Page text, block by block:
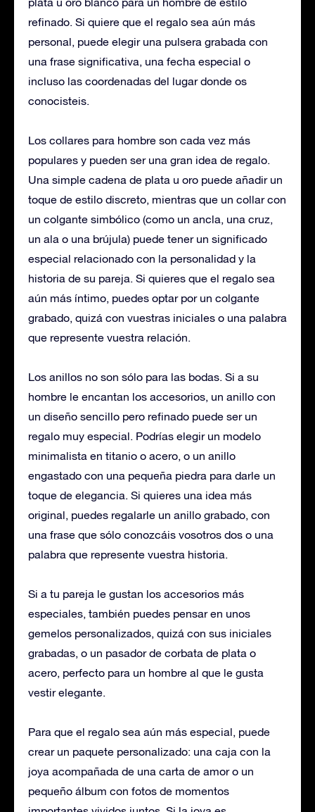
refinado. Si quiere que el regalo sea aún más
personal, puede elegir una pulsera grabada con
una frase significativa, una fecha especial o
incluso las coordenadas del lugar donde os
conocisteis.
Los collares para hombre son cada vez más
populares y pueden ser una gran idea de regalo.
Una simple cadena de plata u oro puede añadir un
toque de estilo discreto, mientras que un collar con
un colgante simbólico (como un ancla, una cruz,
un ala o una brújula) puede tener un significado
especial relacionado con la personalidad y la
historia de su pareja. Si quieres que el regalo sea
aún más íntimo, puedes optar por un colgante
grabado, quizá con vuestras iniciales o una palabra
que represente vuestra relación.
Los anillos no son sólo para las bodas. Si a su
hombre le encantan los accesorios, un anillo con
un diseño sencillo pero refinado puede ser un
regalo muy especial. Podrías elegir un modelo
minimalista en titanio o acero, o un anillo
engastado con una pequeña piedra para darle un
toque de elegancia. Si quieres una idea más
original, puedes regalarle un anillo grabado, con
una frase que sólo conozcáis vosotros dos o una
palabra que represente vuestra historia.
Si a tu pareja le gustan los accesorios más
especiales, también puedes pensar en unos
gemelos personalizados, quizá con sus iniciales
grabadas, o un pasador de corbata de plata o
acero, perfecto para un hombre al que le gusta
vestir elegante.
Para que el regalo sea aún más especial, puede
crear un paquete personalizado: una caja con la
joya acompañada de una carta de amor o un
pequeño álbum con fotos de momentos